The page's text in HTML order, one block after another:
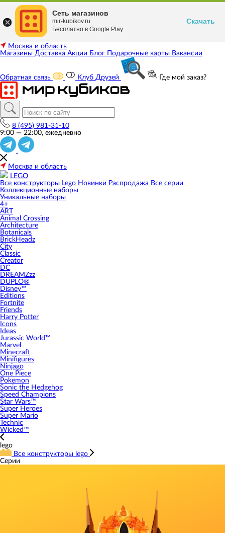
Москва и область
Магазины Доставка Акции Блог Подарочные карты Вакансии
Обратная связь Клуб Друзей Где мой заказ?
8 (495) 981-31-10
9:00 — 22:00, ежедневно
Москва и область
LEGO
Все конструкторы Lego Новинки Распродажа Все серии
Коллекционные наборы
Уникальные наборы
4+
ART
Animal Crossing
Architecture
Botanicals
BrickHeadz
City
Classic
Creator
DC
DREAMZzz
DUPLO®
Disney™
Editions
Fortnite
Friends
Harry Potter
Icons
Ideas
Jurassic World™
Marvel
Minecraft
Minifigures
Ninjago
One Piece
Pokemon
Sonic the Hedgehog
Speed Champions
Star Wars™
Super Heroes
Super Mario
Technic
Wicked™
lego
Все конструкторы lego
Серии
Сеть магазинов
mir-kubikov.ru
Бесплатно в Google Play
Скачать